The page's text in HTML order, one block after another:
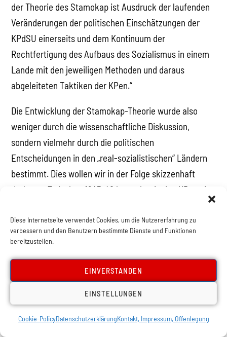
Diese Internetseite verwendet Cookies, um die Nutzererfahrung zu
verbessern und den Benutzern bestimmte Dienste und Funktionen
bereitzustellen.
EINVERSTANDEN
EINSTELLUNGEN
Cookie-PolicyDatenschutzerklärungKontakt, Impressum, Offenlegung
der Theorie des Stamokap ist Ausdruck der laufenden
Veränderungen der politischen Einschätzungen der
KPdSU einerseits und dem Kontinuum der
Rechtfertigung des Aufbaus des Sozialismus in einem
Lande mit den jeweiligen Methoden und daraus
abgeleiteten Taktiken der KPen.“
Die Entwicklung der Stamokap-Theorie wurde also
weniger durch die wissenschaftliche Diskussion,
sondern vielmehr durch die politischen
Entscheidungen in den „real-sozialistischen“ Ländern
bestimmt. Dies wollen wir in der Folge skizzenhaft
darlegen. Zwischen 1945-48 herrschte in den KPen eine
Befreiung vom Faschismus einen
Transformationsprozess hin zum Sozialismus einleiten
Komintern, der Faschismus die letzte Form
bürgerlicher Herrschaft sei, gäbe es mit seiner
Vernichtung auch keine Perspektive einer weiteren
Entwicklung der Produktivkräfte auf kapitalistischer